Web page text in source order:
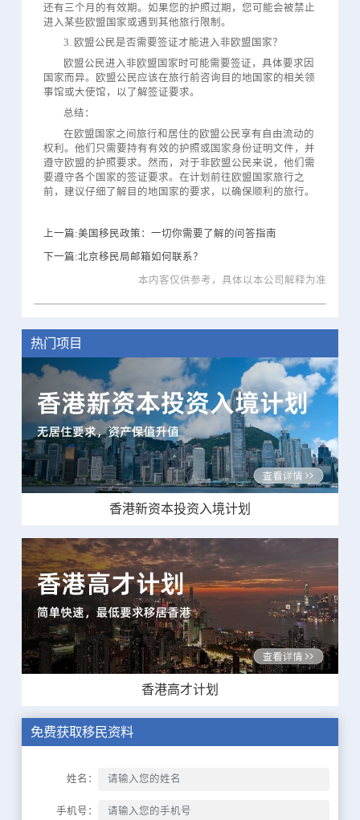
还有三个月的有效期。如果您的护照过期，您可能会被禁止
进入某些欧盟国家或遇到其他旅行限制。
3. 欧盟公民是否需要签证才能进入非欧盟国家？
欧盟公民进入非欧盟国家时可能需要签证，具体要求因
国家而异。欧盟公民应该在旅行前咨询目的地国家的相关领
事馆或大使馆，以了解签证要求。
总结：
在欧盟国家之间旅行和居住的欧盟公民享有自由流动的
权利。他们只需要持有有效的护照或国家身份证明文件，并
遵守欧盟的护照要求。然而，对于非欧盟公民来说，他们需
要遵守各个国家的签证要求。在计划前往欧盟国家旅行之
前，建议仔细了解目的地国家的要求，以确保顺利的旅行。
上一篇:美国移民政策：一切你需要了解的问答指南
下一篇:北京移民局邮箱如何联系？
本内客仅供参考，具体以本公司解释为准
热门项目
香港新资本投资入境计划
香港高才计划
免费获取移民资料
姓名：
手机号：